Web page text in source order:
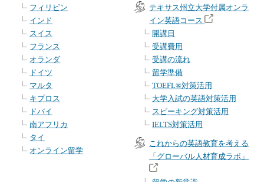
フィリピン
インド
スイス
フランス
オランダ
ドイツ
マルタ
キプロス
ドバイ
南アフリカ
タイ
オンライン留学
テキサス州立大学付属オンラ
イン英語コース
開講日
受講費用
受講の流れ
留学準備
TOEFL®対策活用
大学入試の英語対策活用
スピーキング対策活用
IELTS対策活用
これからの英語教育を考える
「グローバル人材育成ラボ」